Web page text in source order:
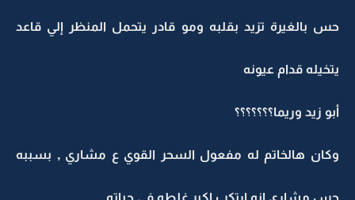
حس بالغيرة تزيد بقلبه ومو قادر يتحمل المنظر إلي قاعد
يتخيله قدام عيونه
أبو زيد وريما؟؟؟؟؟؟؟
وكان هالخاتم له مفعول السحر القوي ع مشاري , بسببه
حس مشاري انه ارتكب اكبر غلطه في حياته